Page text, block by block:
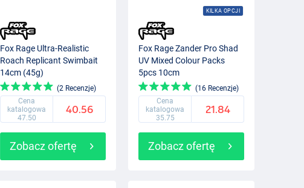
Fox Rage Ultra-Realistic
Roach Replicant Swimbait
14cm (45g)
(2 Recenzje)
Cena
katalogowa
47.50
40.56
Zobacz ofertę
KILKA OPCJI
Fox Rage Zander Pro Shad
UV Mixed Colour Packs
5pcs 10cm
(16 Recenzje)
Cena
katalogowa
35.75
21.84
Zobacz ofertę